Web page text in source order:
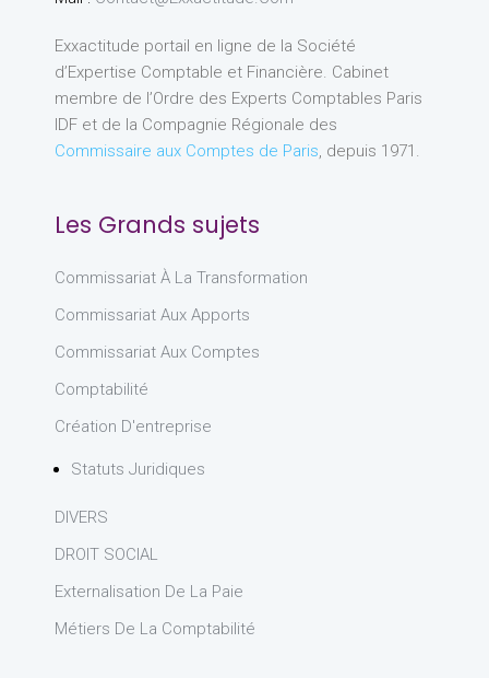
Exxactitude portail en ligne de la Société
d’Expertise Comptable et Financière. Cabinet
membre de l’Ordre des Experts Comptables Paris
IDF et de la Compagnie Régionale des
Commissaire aux Comptes de Paris, depuis 1971.
Les Grands sujets
Commissariat À La Transformation
Commissariat Aux Apports
Commissariat Aux Comptes
Comptabilité
Création D'entreprise
Statuts Juridiques
DIVERS
DROIT SOCIAL
Externalisation De La Paie
Métiers De La Comptabilité